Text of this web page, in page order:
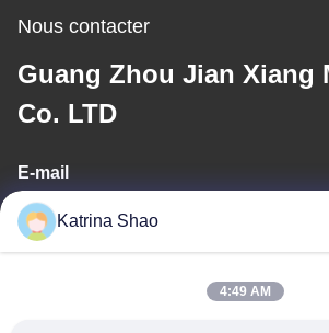
Nous contacter
Guang Zhou Jian Xiang
Co. LTD
E-mail
katrina@jxmachineryco.com
Katrina Shao
4:49 AM